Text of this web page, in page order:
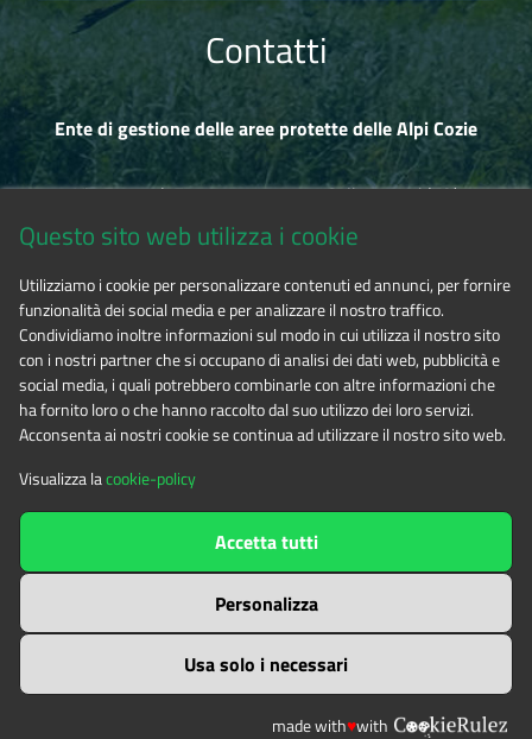
Contatti
Ente di gestione delle aree protette delle Alpi Cozie
Via Fransuà Fontan, 1 - 10050 Salbertrand (TO)
Tel. 0122.854720
E-mailalpicozie@cert.ruparpiemonte.it
The contents of this websitebyEnte di gestione delle aree
protette delle Alpi Cozieis licensed under
Attribution-NonCommercial-NoDerivatives 4.0 International
Questo sito web utilizza i cookie
Utilizziamo i cookie per personalizzare contenuti ed annunci, per fornire
funzionalità dei social media e per analizzare il nostro traffico.
Condividiamo inoltre informazioni sul modo in cui utilizza il nostro sito
con i nostri partner che si occupano di analisi dei dati web, pubblicità e
social media, i quali potrebbero combinarle con altre informazioni che
ha fornito loro o che hanno raccolto dal suo utilizzo dei loro servizi.
Acconsenta ai nostri cookie se continua ad utilizzare il nostro sito web.
Visualizza lacookie-policy
Usa solo i necessari
Personalizza
Accetta tutti
made with♥with